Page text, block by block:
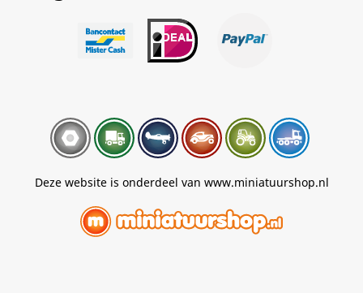
Deze website is onderdeel van www.miniatuurshop.nl